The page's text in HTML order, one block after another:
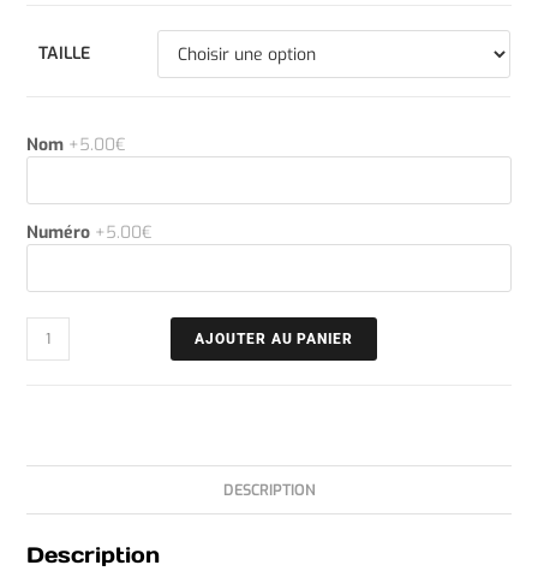
TAILLE
Nom +5.00€
Numéro +5.00€
AJOUTER AU PANIER
DESCRIPTION
Description